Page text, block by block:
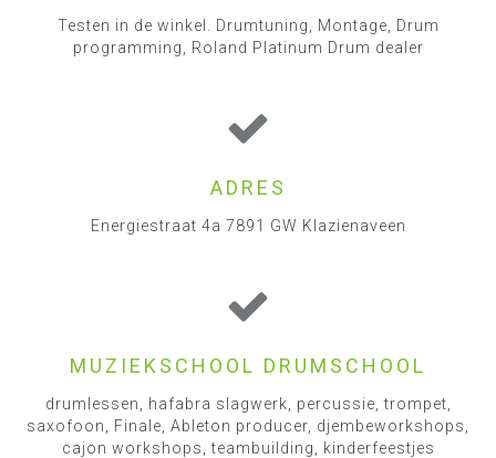
Testen in de winkel. Drumtuning, Montage, Drum
programming, Roland Platinum Drum dealer
ADRES
Energiestraat 4a 7891 GW Klazienaveen
MUZIEKSCHOOL DRUMSCHOOL
drumlessen, hafabra slagwerk, percussie, trompet,
saxofoon, Finale, Ableton producer, djembeworkshops,
cajon workshops, teambuilding, kinderfeestjes